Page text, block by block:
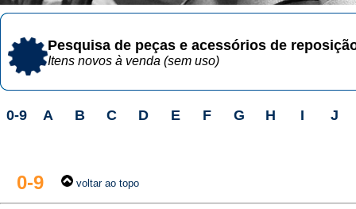
Pesquisa de peças e acessórios de
Itens novos à venda (sem uso)
0-9 A B C D E F G H I J
0-9 voltar ao topo